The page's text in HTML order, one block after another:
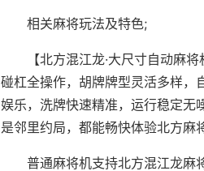
相关麻将玩法及特色;
【北方混江龙·大尺寸自动麻
碰杠全操作，胡牌牌型灵活多样，
娱乐，洗牌快速精准，运行稳定无
是邻里约局，都能畅快体验北方麻
普通麻将机支持北方混江龙麻